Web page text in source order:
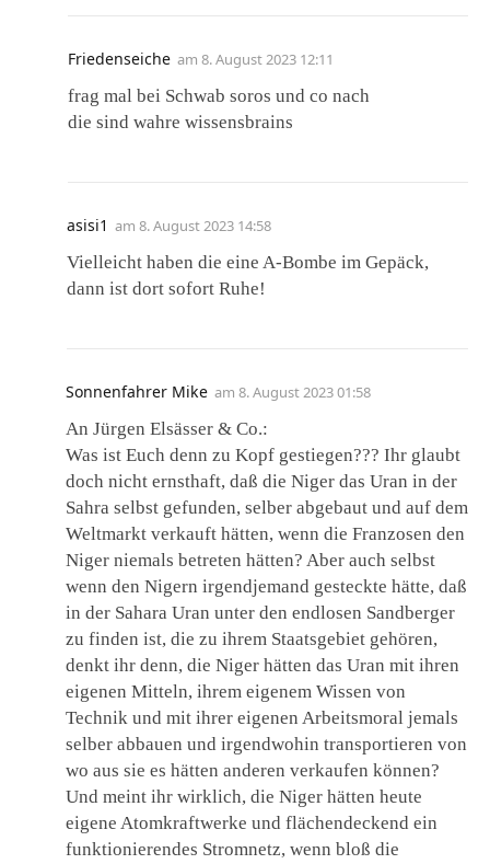
Friedenseiche am 8. August 2023 12:11
frag mal bei Schwab soros und co nach
die sind wahre wissensbrains
asisi1 am 8. August 2023 14:58
Vielleicht haben die eine A-Bombe im Gepäck,
dann ist dort sofort Ruhe!
Sonnenfahrer Mike am 8. August 2023 01:58
An Jürgen Elsässer & Co.:
Was ist Euch denn zu Kopf gestiegen??? Ihr glaubt
doch nicht ernsthaft, daß die Niger das Uran in der
Sahra selbst gefunden, selber abgebaut und auf dem
Weltmarkt verkauft hätten, wenn die Franzosen den
Niger niemals betreten hätten? Aber auch selbst
wenn den Nigern irgendjemand gesteckte hätte, daß
in der Sahara Uran unter den endlosen Sandberger
zu finden ist, die zu ihrem Staatsgebiet gehören,
denkt ihr denn, die Niger hätten das Uran mit ihren
eigenen Mitteln, ihrem eigenem Wissen von
Technik und mit ihrer eigenen Arbeitsmoral jemals
selber abbauen und irgendwohin transportieren von
wo aus sie es hätten anderen verkaufen können?
Und meint ihr wirklich, die Niger hätten heute
eigene Atomkraftwerke und flächendeckend ein
funktionierendes Stromnetz, wenn bloß die